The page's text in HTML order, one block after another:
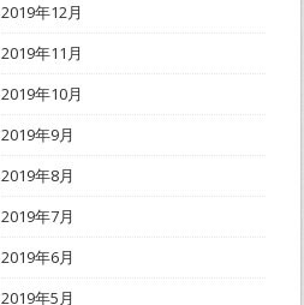
2019年12月
2019年11月
2019年10月
2019年9月
2019年8月
2019年7月
2019年6月
2019年5月